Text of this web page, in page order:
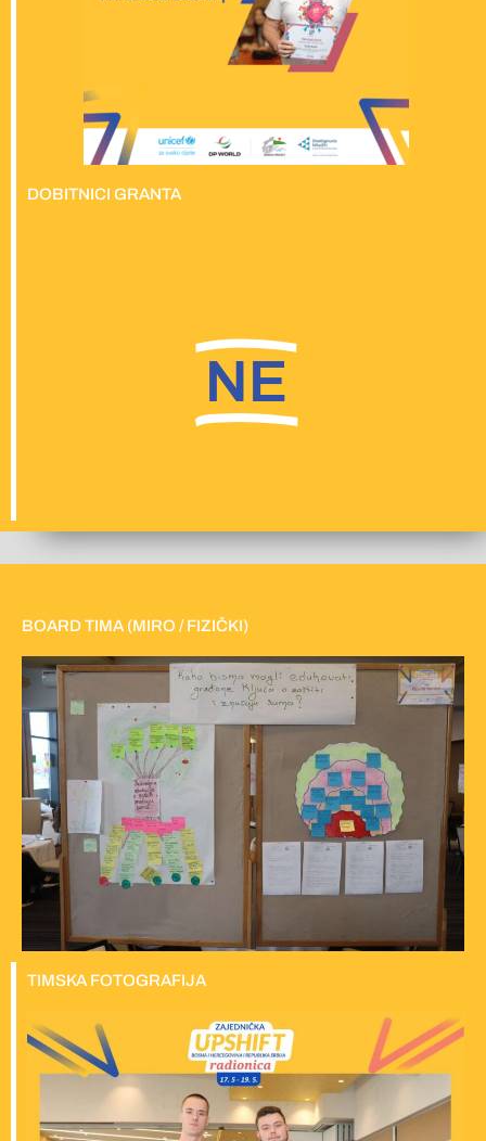
DOBITNICI GRANTA
NE
BOARD TIMA (MIRO / FIZIČKI)
TIMSKA FOTOGRAFIJA